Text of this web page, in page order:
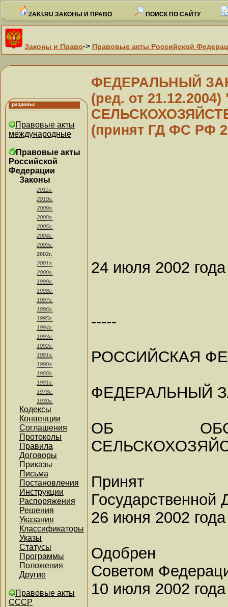
ZAKI.RU ЗАКОНЫ И ПРАВО ПОИСК ПО САЙТУ
Законы и Право-> Правовые акты Российской
Правовые акты
международные
Правовые акты
Российской
Федерации
Законы
2011г.
2010г.
2009г.
2008г.
2005г.
2004г.
2003г.
2002г.
2001г.
2000г.
1999г.
1998г.
1997г.
1996г.
1995г.
1994г.
1993г.
1992г.
1991г.
1990г.
1988г.
1981г.
1978г.
1930г.
Кодексы
Конвенции
Соглашения
Протоколы
Правила
Договоры
Приказы
Письма
Постановления
Инструкции
Распоряжения
Решения
Указания
Классификаторы
Указы
Статусы
Программы
Положения
Другие
Правовые акты
СССР
ФЕДЕРАЛЬНЫЙ
(ред. от
(принят ГД ФС РФ
24 июля 2002
-----
РОССИЙСКАЯ
ФЕДЕРАЛЬНЫЙ
ОБ
Принят
Государственной
26 июня 2002 года
Одобрен
Советом
10 июля 2002 года